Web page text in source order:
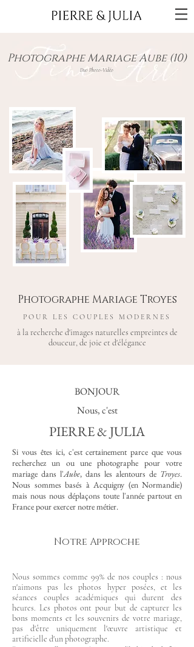
Photographe Mariage Aube (10)
Duo Photo-Vidéo
Photographe Mariage Troyes
POUR LES COUPLES MODERNES
à la recherche d'images naturelles empreintes de
douceur, de joie et d'élégance
BONJOUR
Nous, c'est
PIERRE & JULIA
Si vous êtes ici, c'est certainement parce que vous
recherchez un ou une photographe pour votre
mariage dans l'Aube, dans les alentours de Troyes.
Nous sommes basés à Acquigny (en Normandie)
mais nous nous déplaçons toute l'année partout en
France pour exercer notre métier.
Notre Approche
Nous sommes comme 99% de nos couples : nous
n'aimons pas les photos hyper posées, et les
séances couples académiques qui durent des
heures. Les photos ont pour but de capturer les
bons moments et les souvenirs de votre mariage,
pas d'être uniquement l'œuvre artistique et
artificielle d'un photographe.